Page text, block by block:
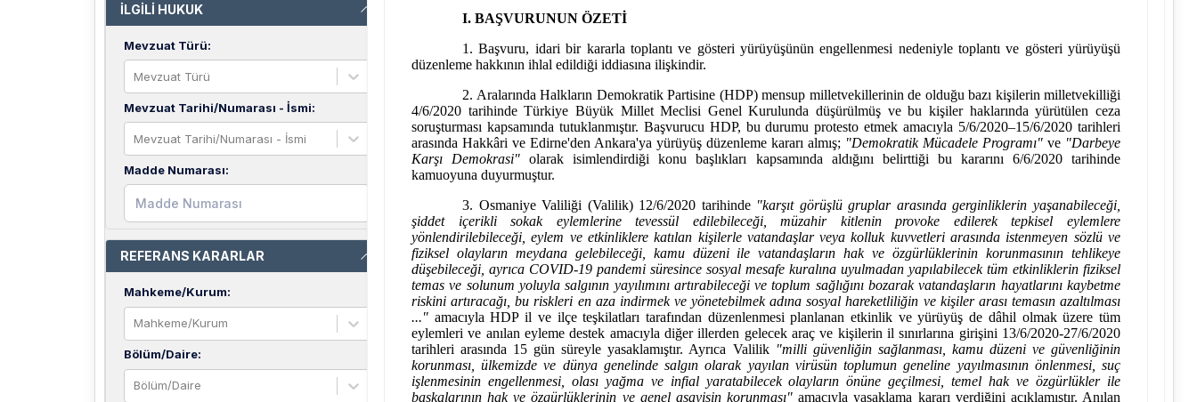
İLGİLİ HUKUK
Mevzuat Türü:
Mevzuat Türü
Mevzuat Tarihi/Numarası - İsmi:
Mevzuat Tarihi/Numarası - İsmi
Madde Numarası:
REFERANS KARARLAR
Mahkeme/Kurum:
Mahkeme/Kurum
Bölüm/Daire:
Bölüm/Daire